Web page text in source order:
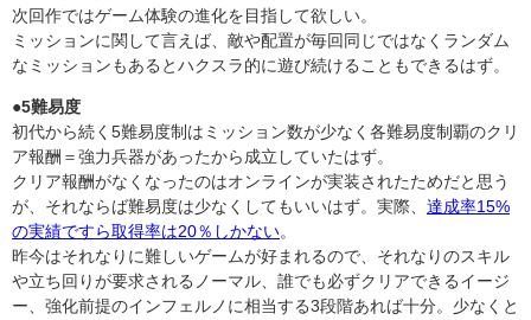
次回作ではゲーム体験の進化を目指して欲しい。
ミッションに関して言えば、敵や配置が毎回同じではなくランダム
なミッションもあるとハクスラ的に遊び続けることもできるはず。
●5難易度
初代から続く5難易度制はミッション数が少なく各難易度制覇のクリ
ア報酬＝強力兵器があったから成立していたはず。
クリア報酬がなくなったのはオンラインが実装されたためだと思う
が、それならば難易度は少なくしてもいいはず。実際、 達成率15%
の実績ですら取得率は20％しかない。
昨今はそれなりに難しいゲームが好まれるので、それなりのスキル
や立ち回りが要求されるノーマル、誰でも必ずクリアできるイージ
ー、強化前提のインフェルノに相当する3段階あれば十分。少なくと